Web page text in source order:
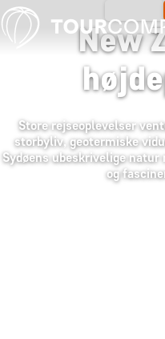
New
Store rejseoplevelser
storbyliv, geotermiske
Sydøens ubeskrivelige natur
og